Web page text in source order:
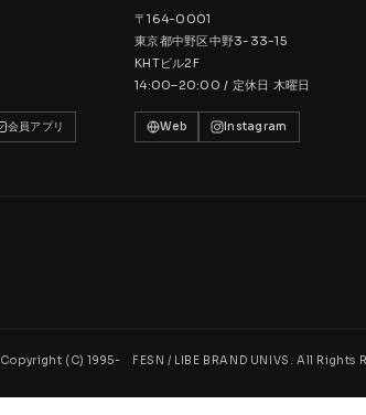
会員アプリ
〒164-0001
東京都中野区中野3-33-15
KHTビル2F
14:00–20:00 / 定休日 木曜日
Web Instagram
Copyright (C) 1995- FESN / LIBE BRAND UNIVS. All Rights